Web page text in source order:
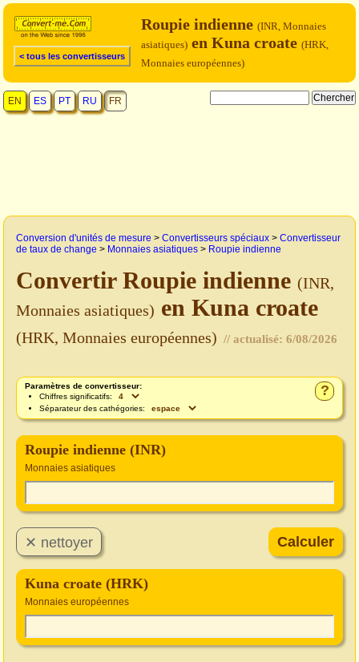
< tous les convertisseurs
Roupie indienne (INR, Monnaies
asiatiques) en Kuna croate (HRK,
Monnaies européennes)
EN ES PT RU FR
Conversion d'unités de mesure > Convertisseurs spéciaux > Convertisseur
de taux de change > Monnaies asiatiques > Roupie indienne
Convertir Roupie indienne (INR,
Monnaies asiatiques) en Kuna croate
(HRK, Monnaies européennes) // actualisé: 6/08/2026
?
Paramètres de convertisseur:
Chiffres significatifs:
Séparateur des cathégories:
Roupie indienne (INR)
Monnaies asiatiques
Kuna croate (HRK)
Monnaies européennes